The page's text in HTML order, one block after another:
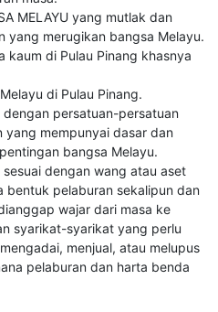
MELAYU yang mutlak dan
yang merugikan bangsa Melayu.
kaum di Pulau Pinang khasnya
di Pulau Pinang.
persatuan-persatuan
yang mempunyai dasar dan
bangsa Melayu.
dengan wang atau aset
bentuk pelaburan sekalipun dan
wajar dari masa ke
syarikat-syarikat yang perlu
menjual, atau melupus
pelaburan dan harta benda